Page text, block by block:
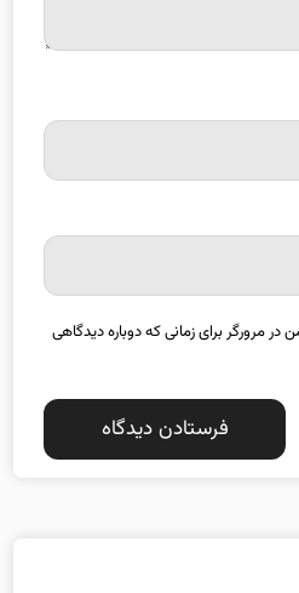
مرورگر برای زمانی که دوباره دیدگاهی